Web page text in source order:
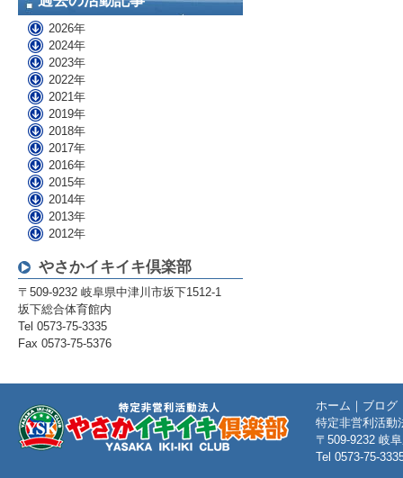
2026年
2024年
2023年
2022年
2021年
2019年
2018年
2017年
2016年
2015年
2014年
2013年
2012年
やさかイキイキ倶楽部
〒509-9232 岐阜県中津川市坂下1512-1
坂下総合体育館内
Tel 0573-75-3335
Fax 0573-75-5376
ホーム ｜ ブログ
特定非営利活動
〒509-9232 岐
Tel 0573-75-